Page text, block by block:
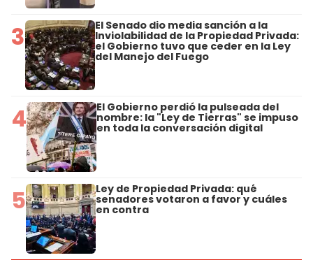
3 El Senado dio media sanción a la
Inviolabilidad de la Propiedad Privada:
el Gobierno tuvo que ceder en la Ley
del Manejo del Fuego
4 El Gobierno perdió la pulseada del
nombre: la "Ley de Tierras" se impuso
en toda la conversación digital
5 Ley de Propiedad Privada: qué
senadores votaron a favor y cuáles
en contra